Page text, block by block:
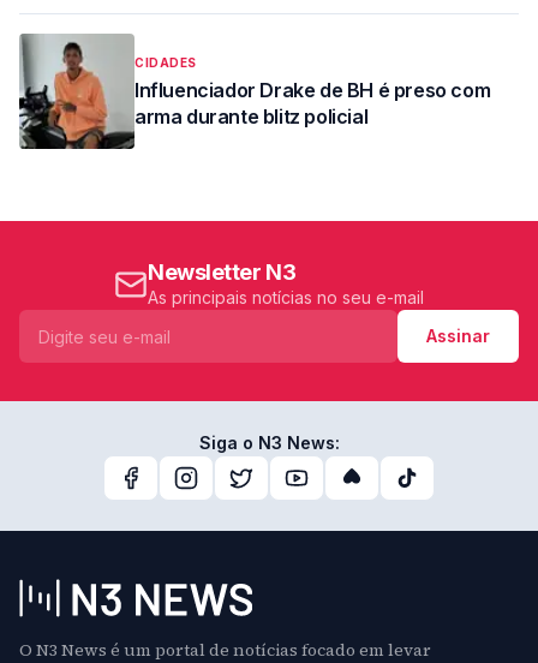
CIDADES
Influenciador Drake de BH é preso com
arma durante blitz policial
Newsletter N3
As principais notícias no seu e-mail
Assinar
Siga o N3 News:
O N3 News é um portal de notícias focado em levar